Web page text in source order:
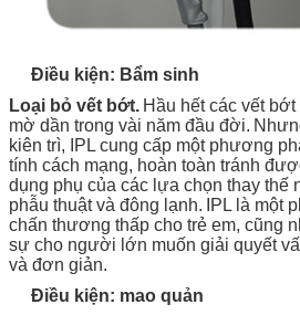
Điều kiện: Bẩm sinh
Loại bỏ vết bớt. Hầu hết các vết
mờ dần trong vài năm đầu đời.
kiên trì, IPL cung cấp một phương
tính cách mạng, hoàn toàn tránh
dụng phụ của các lựa chọn thay thế
phẫu thuật và đông lạnh. IPL là một
chấn thương thấp cho trẻ em, cũng
sự cho người lớn muốn giải quyết
và đơn giản.
Điều kiện: mao quản